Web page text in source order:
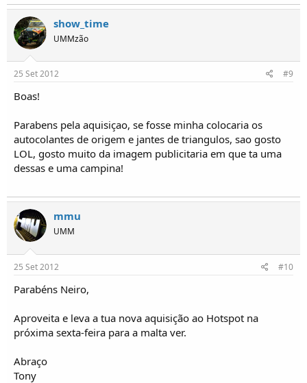
show_time
UMMzão
25 Set 2012 #9
Boas!
Parabens pela aquisiçao, se fosse minha colocaria os
autocolantes de origem e jantes de triangulos, sao gosto
LOL, gosto muito da imagem publicitaria em que ta uma
dessas e uma campina!
mmu
UMM
25 Set 2012 #10
Parabéns Neiro,
Aproveita e leva a tua nova aquisição ao Hotspot na
próxima sexta-feira para a malta ver.
Abraço
Tony